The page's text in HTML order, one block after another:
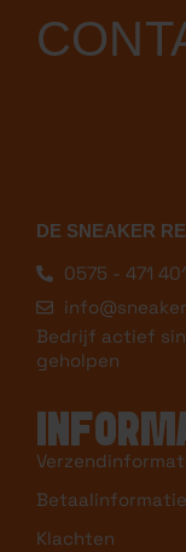
DE SNEAKER
0575 - 471 401
Bedrijf actief
geholpen
Betaalinformatie
Klachten